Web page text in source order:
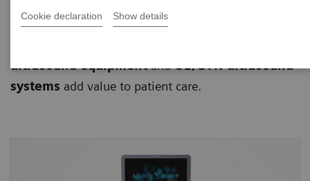
Cookie declaration Show details
intuitive design. By streamlining your
ultrasound equipmentandOB/GYN ultrasound
systems add value to patient care.